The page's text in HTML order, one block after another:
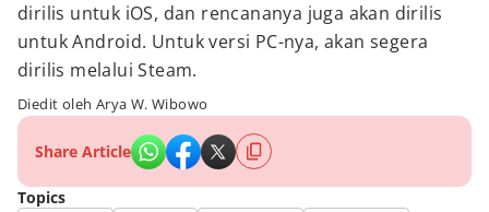
dirilis untuk iOS, dan rencananya juga akan dirilis
untuk Android. Untuk versi PC-nya, akan segera
dirilis melalui Steam.
Diedit oleh Arya W. Wibowo
Share Article
Topics